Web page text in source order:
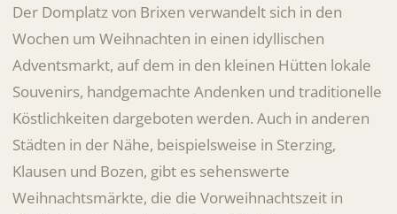
Der Domplatz von Brixen verwandelt sich in den
Wochen um Weihnachten in einen idyllischen
Adventsmarkt, auf dem in den kleinen Hütten lokale
Souvenirs, handgemachte Andenken und traditionelle
Köstlichkeiten dargeboten werden. Auch in anderen
Städten in der Nähe, beispielsweise in Sterzing,
Klausen und Bozen, gibt es sehenswerte
Weihnachtsmärkte, die die Vorweihnachtszeit in